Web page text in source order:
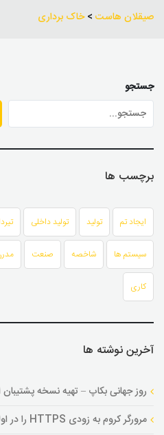
صیقلان هاست >خاک برداری
جستجو
برچسب ها
ایجاد تم تولید تولید داخلی
سیستم ها شاخصه صنعت
کاری
آخرین نوشته ها
روز جهانی بکاپ – تهیه نسخه پشتیبان
مرورگر کروم به زودی HTTPS را در اولویت قرار میدهد!